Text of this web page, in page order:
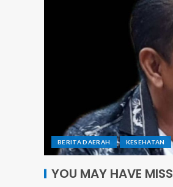
BERITA DAERAH KESEHATAN
YOU MAY HAVE